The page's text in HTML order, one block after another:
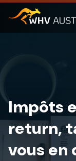
Impôts
return,
vous en